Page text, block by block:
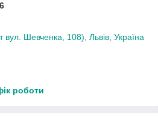
вул. Шевченка, 108), Львів, Україна
роботи